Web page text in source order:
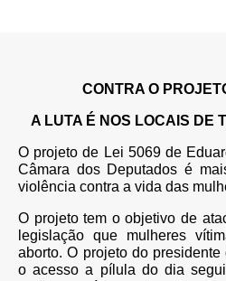
CONTRA O
A LUTA É NOS LOCAIS DE
O projeto de Lei 5069 de
Câmara dos Deputados é
violência contra a vida das
O projeto tem o objetivo de
legislação que mulheres
aborto. O projeto do
o acesso a pílula do dia